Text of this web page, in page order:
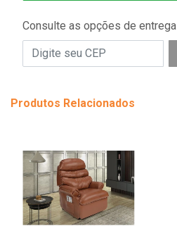
Consulte as opções de entrega
Produtos Relacionados